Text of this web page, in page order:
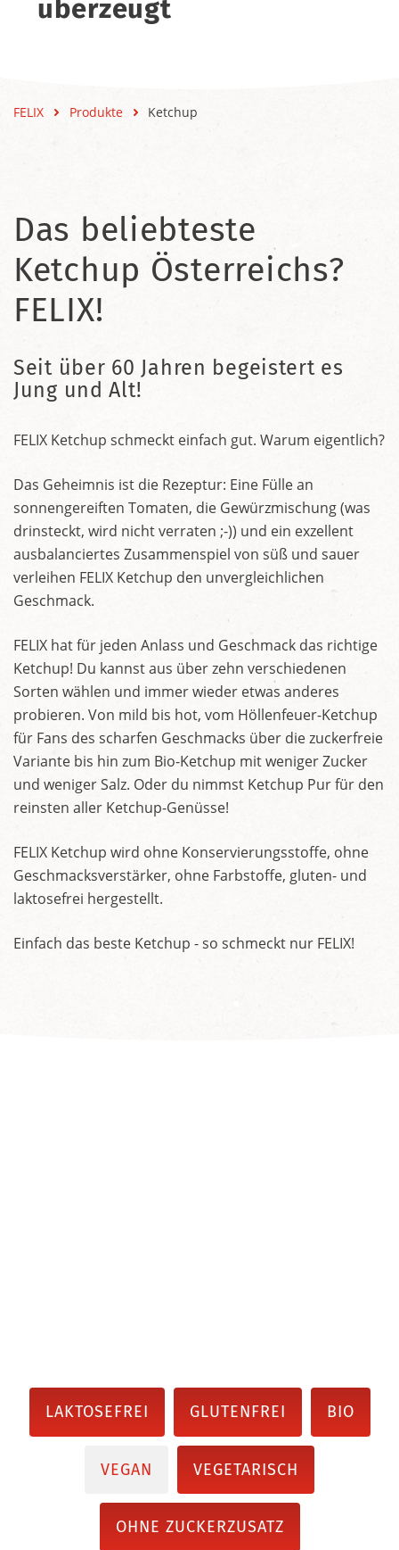
überzeugt
FELIX Produkte Ketchup
Das beliebteste
Ketchup Österreichs?
FELIX!
Seit über 60 Jahren begeistert es
Jung und Alt!
FELIX Ketchup schmeckt einfach gut. Warum eigentlich?
Das Geheimnis ist die Rezeptur: Eine Fülle an
sonnengereiften Tomaten, die Gewürzmischung (was
drinsteckt, wird nicht verraten ;-)) und ein exzellent
ausbalanciertes Zusammenspiel von süß und sauer
verleihen FELIX Ketchup den unvergleichlichen
Geschmack.
FELIX hat für jeden Anlass und Geschmack das richtige
Ketchup! Du kannst aus über zehn verschiedenen
Sorten wählen und immer wieder etwas anderes
probieren. Von mild bis hot, vom Höllenfeuer-Ketchup
für Fans des scharfen Geschmacks über die zuckerfreie
Variante bis hin zum Bio-Ketchup mit weniger Zucker
und weniger Salz. Oder du nimmst Ketchup Pur für den
reinsten aller Ketchup-Genüsse!
FELIX Ketchup wird ohne Konservierungsstoffe, ohne
Geschmacksverstärker, ohne Farbstoffe, gluten- und
laktosefrei hergestellt.
Einfach das beste Ketchup - so schmeckt nur FELIX!
LAKTOSEFREI GLUTENFREI BIO
VEGAN VEGETARISCH
OHNE ZUCKERZUSATZ